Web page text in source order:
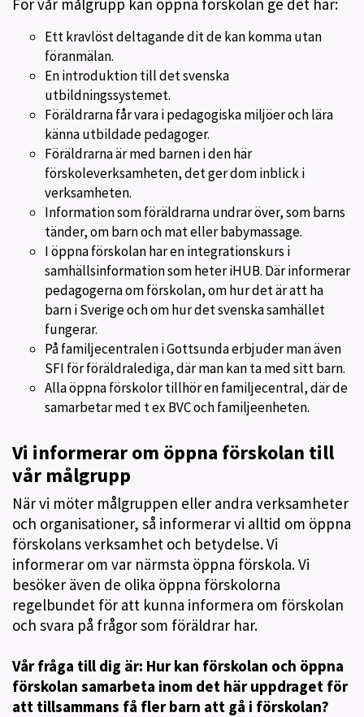
Ett kravlöst deltagande dit de kan komma utan
föranmälan.
En introduktion till det svenska
utbildningssystemet.
Föräldrarna får vara i pedagogiska miljöer och lära
känna utbildade pedagoger.
Föräldrarna är med barnen i den här
förskoleverksamheten, det ger dom inblick i
verksamheten.
Information som föräldrarna undrar över, som barns
tänder, om barn och mat eller babymassage.
I öppna förskolan har en integrationskurs i
samhällsinformation som heter iHUB. Där informerar
pedagogerna om förskolan, om hur det är att ha
barn i Sverige och om hur det svenska samhället
fungerar.
På familjecentralen i Gottsunda erbjuder man även
SFI för föräldralediga, där man kan ta med sitt barn.
Alla öppna förskolor tillhör en familjecentral, där de
samarbetar med t ex BVC och familjeenheten.
Vi informerar om öppna förskolan till
vår målgrupp
När vi möter målgruppen eller andra verksamheter
och organisationer, så informerar vi alltid om öppna
förskolans verksamhet och betydelse. Vi
informerar om var närmsta öppna förskola. Vi
besöker även de olika öppna förskolorna
regelbundet för att kunna informera om förskolan
och svara på frågor som föräldrar har.
Vår fråga till dig är: Hur kan förskolan och öppna
förskolan samarbeta inom det här uppdraget för
att tillsammans få fler barn att gå i förskolan?